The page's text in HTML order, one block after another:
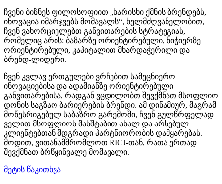
ჩვენი ბიზნეს ფილოსოფიით „ხარისხი ქმნის ბრენდებს,
ინოვაცია იმარჯვებს მომავალს“, ხელმძღვანელობით,
ჩვენ ვახორციელებთ განვითარების სტრატეგიას,
რომელიც არის: ბაზარზე ორიენტირებული, ნიჭიერზე
ორიენტირებული, კაპიტალით მხარდაჭერილი და
ბრენდ-ლიდერი.
ჩვენ კვლავ ერთგულები ვრჩებით სამეცნიერო
ინოვაციებისა და ადამიანზე ორიენტირებული
განვითარებისა, რადგან ვცდილობთ შევქმნათ მსოფლიო
დონის საგზაო ბარიერების ბრენდი. ამ დინამიურ, მაგრამ
მოწესრიგებულ საბაზრო გარემოში, ჩვენ გულწრფელად
ველით მსოფლიოს მასშტაბით ახალ და არსებულ
კლიენტებთან მდგრადი პარტნიორობის დამყარებას.
მოდით, ვითანამშრომლოთ RICJ-თან, რათა ერთად
შევქმნათ ბრწყინვალე მომავალი.
მეტის წაკითხვა